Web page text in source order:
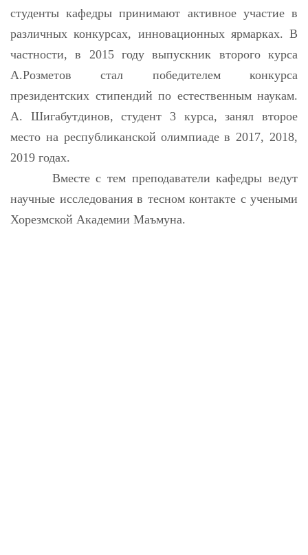
студенты кафедры принимают активное участие в
различных конкурсах, инновационных ярмарках. В
частности, в 2015 году выпускник второго курса
А.Розметов стал победителем конкурса
президентских стипендий по естественным наукам.
А. Шигабутдинов, студент 3 курса, занял второе
место на республиканской олимпиаде в 2017, 2018,
2019 годах.
Вместе с тем преподаватели кафедры ведут
научные исследования в тесном контакте с учеными
Хорезмской Академии Маъмуна.